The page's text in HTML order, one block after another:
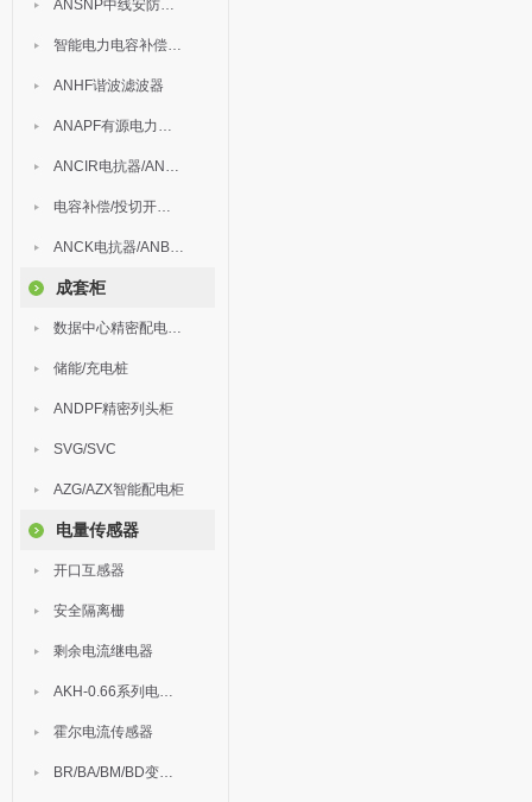
ANSNP中线安防保护器
智能电力电容补偿装置
ANHF谐波滤波器
ANAPF有源电力滤波器
ANCIR电抗器/ANHPD300谐波保护器
电容补偿/投切开关/ARC
ANCK电抗器/ANBSMJ自愈式低压并联电容器
成套柜
数据中心精密配电监控装置
储能/充电桩
ANDPF精密列头柜
SVG/SVC
AZG/AZX智能配电柜
电量传感器
开口互感器
安全隔离栅
剩余电流继电器
AKH-0.66系列电流互感器
霍尔电流传感器
BR/BA/BM/BD变送器